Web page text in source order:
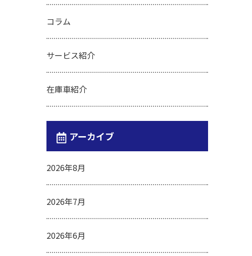
コラム
サービス紹介
在庫車紹介
アーカイブ
2026年8月
2026年7月
2026年6月